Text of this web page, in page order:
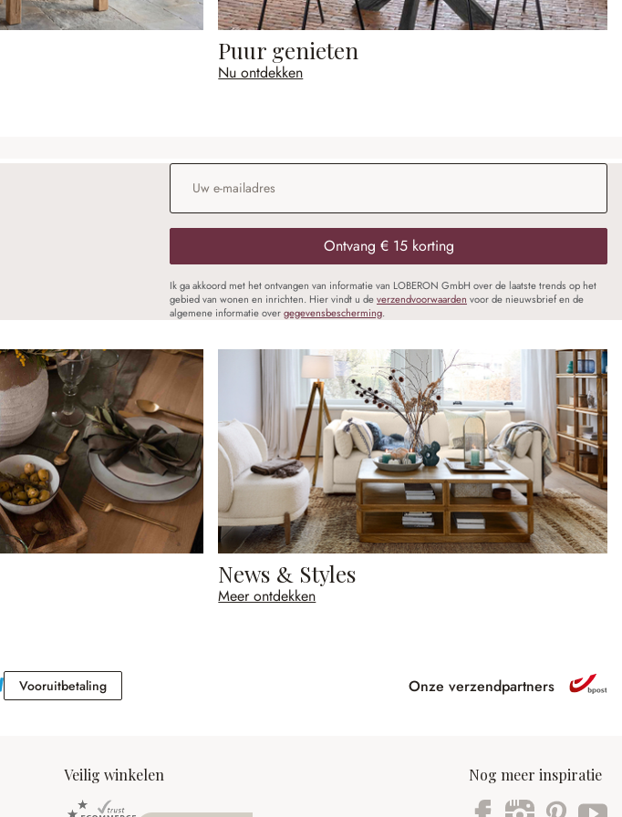
Puur genieten
Nu ontdekken
E-mailadres
Ontvang € 15 korting
Ik ga akkoord met het ontvangen van informatie van LOBERON GmbH over de laatste trends op het
gebied van wonen en inrichten. Hier vindt u deverzendvoorwaarden voor de nieuwsbrief en de
algemene informatie overgegevensbescherming.
News & Styles
Meer ontdekken
VooruitbetalingVooruitbetaling Onze verzendpartners
Veilig winkelen Nog meer inspiratie